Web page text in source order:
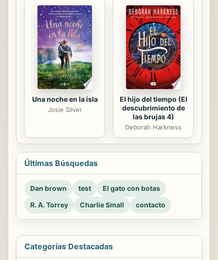
Una noche en la isla
Josie Silver
El hijo del tiempo (El
descubrimiento de
las brujas 4)
Deborah Harkness
Últimas Búsquedas
Dan brown test
El gato con botas
R. A. Torrey
Charlie Small contacto
Categorías Destacadas